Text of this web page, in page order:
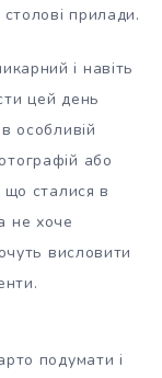
прилади.
і навіть
цей день
особливій
або
що сталися в
не хоче
висловити
подумати і